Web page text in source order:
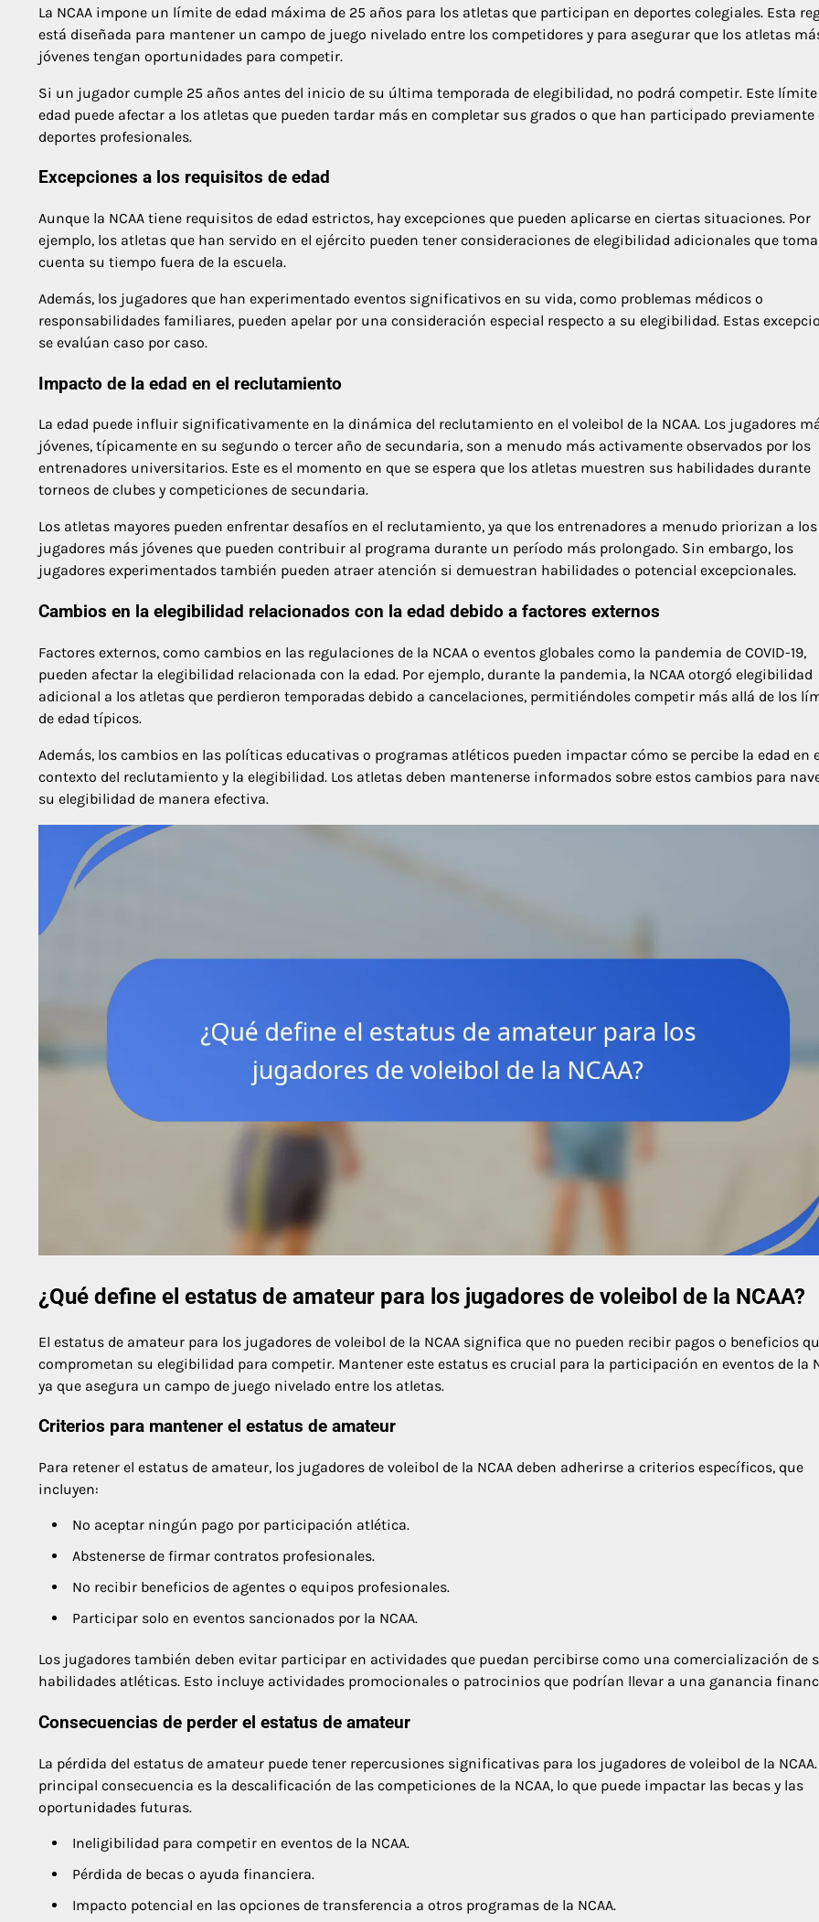
La NCAA impone un límite de edad máxima de 25 años para los atletas que participan en deportes colegiales. Esta
está diseñada para mantener un campo de juego nivelado entre los competidores y para asegurar que los atletas
jóvenes tengan oportunidades para competir.
Si un jugador cumple 25 años antes del inicio de su última temporada de elegibilidad, no podrá competir. Este límite
edad puede afectar a los atletas que pueden tardar más en completar sus grados o que han participado previamente
deportes profesionales.
Excepciones a los requisitos de edad
Aunque la NCAA tiene requisitos de edad estrictos, hay excepciones que pueden aplicarse en ciertas situaciones. Por
ejemplo, los atletas que han servido en el ejército pueden tener consideraciones de elegibilidad adicionales que
cuenta su tiempo fuera de la escuela.
Además, los jugadores que han experimentado eventos significativos en su vida, como problemas médicos o
responsabilidades familiares, pueden apelar por una consideración especial respecto a su elegibilidad. Estas
se evalúan caso por caso.
Impacto de la edad en el reclutamiento
La edad puede influir significativamente en la dinámica del reclutamiento en el voleibol de la NCAA. Los jugadores
jóvenes, típicamente en su segundo o tercer año de secundaria, son a menudo más activamente observados por los
entrenadores universitarios. Este es el momento en que se espera que los atletas muestren sus habilidades durante
torneos de clubes y competiciones de secundaria.
Los atletas mayores pueden enfrentar desafíos en el reclutamiento, ya que los entrenadores a menudo priorizan a los
jugadores más jóvenes que pueden contribuir al programa durante un período más prolongado. Sin embargo, los
jugadores experimentados también pueden atraer atención si demuestran habilidades o potencial excepcionales.
Cambios en la elegibilidad relacionados con la edad debido a factores externos
Factores externos, como cambios en las regulaciones de la NCAA o eventos globales como la pandemia de COVID-19,
pueden afectar la elegibilidad relacionada con la edad. Por ejemplo, durante la pandemia, la NCAA otorgó elegibilidad
adicional a los atletas que perdieron temporadas debido a cancelaciones, permitiéndoles competir más allá de los
de edad típicos.
Además, los cambios en las políticas educativas o programas atléticos pueden impactar cómo se percibe la edad en
contexto del reclutamiento y la elegibilidad. Los atletas deben mantenerse informados sobre estos cambios para
su elegibilidad de manera efectiva.
¿Qué define el estatus de amateur para los jugadores de voleibol de la NCAA?
El estatus de amateur para los jugadores de voleibol de la NCAA significa que no pueden recibir pagos o beneficios
comprometan su elegibilidad para competir. Mantener este estatus es crucial para la participación en eventos de la
ya que asegura un campo de juego nivelado entre los atletas.
Criterios para mantener el estatus de amateur
Para retener el estatus de amateur, los jugadores de voleibol de la NCAA deben adherirse a criterios específicos, que
incluyen:
No aceptar ningún pago por participación atlética.
Abstenerse de firmar contratos profesionales.
No recibir beneficios de agentes o equipos profesionales.
Participar solo en eventos sancionados por la NCAA.
Los jugadores también deben evitar participar en actividades que puedan percibirse como una comercialización de
habilidades atléticas. Esto incluye actividades promocionales o patrocinios que podrían llevar a una ganancia
Consecuencias de perder el estatus de amateur
La pérdida del estatus de amateur puede tener repercusiones significativas para los jugadores de voleibol de la NCAA.
principal consecuencia es la descalificación de las competiciones de la NCAA, lo que puede impactar las becas y las
oportunidades futuras.
Ineligibilidad para competir en eventos de la NCAA.
Pérdida de becas o ayuda financiera.
Impacto potencial en las opciones de transferencia a otros programas de la NCAA.